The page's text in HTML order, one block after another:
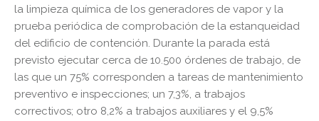
la limpieza química de los generadores de vapor y la
prueba periódica de comprobación de la estanqueidad
del edificio de contención. Durante la parada está
previsto ejecutar cerca de 10.500 órdenes de trabajo, de
las que un 75% corresponden a tareas de mantenimiento
preventivo e inspecciones; un 7,3%, a trabajos
correctivos; otro 8,2% a trabajos auxiliares y el 9,5%